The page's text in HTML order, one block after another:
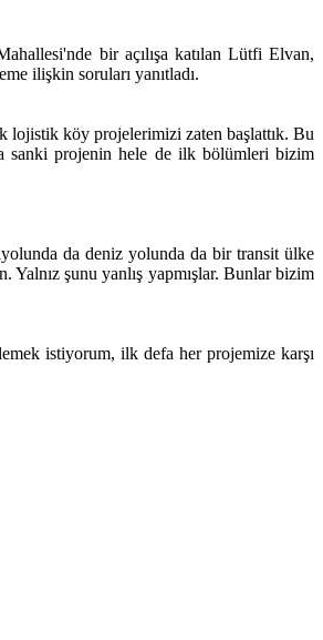
bir açılışa katılan Lütfi Elvan,
ilişkin soruları yanıtladı.
lojistik köy projelerimizi zaten başlattık. Bu
sanki projenin hele de ilk bölümleri bizim
da deniz yolunda da bir transit ülke
şunu yanlış yapmışlar. Bunlar bizim
istiyorum, ilk defa her projemize karşı